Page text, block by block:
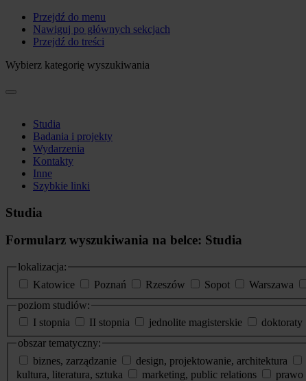
Przejdź do menu
Nawiguj po głównych sekcjach
Przejdź do treści
Wybierz kategorię wyszukiwania
Studia
Badania i projekty
Wydarzenia
Kontakty
Inne
Szybkie linki
Studia
Formularz wyszukiwania na belce: Studia
lokalizacja:
Katowice
Poznań Rzeszów Sopot Warszawa
poziom studiów:
I stopnia
II stopnia jednolite magisterskie doktoraty
obszar tematyczny:
biznes, zarządzanie
design, projektowanie, architektura
kultura, literatura, sztuka
marketing, public relations prawo